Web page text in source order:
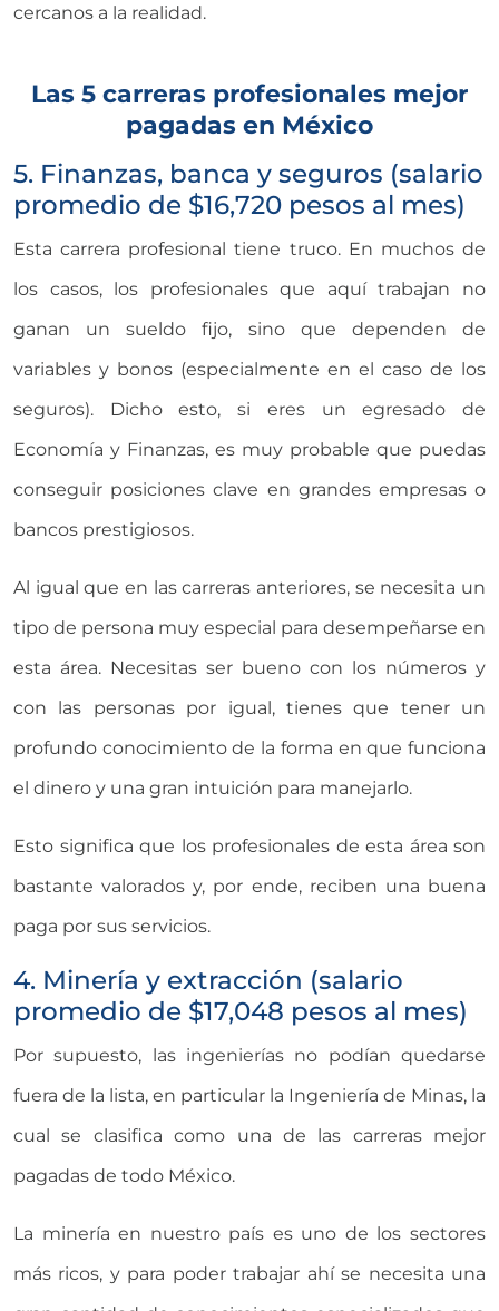
cercanos a la realidad.
Las 5 carreras profesionales mejor
pagadas en México
5. Finanzas, banca y seguros (salario
promedio de $16,720 pesos al mes)
Esta carrera profesional tiene truco. En muchos de
los casos, los profesionales que aquí trabajan no
ganan un sueldo fijo, sino que dependen de
variables y bonos (especialmente en el caso de los
seguros). Dicho esto, si eres un egresado de
Economía y Finanzas, es muy probable que puedas
conseguir posiciones clave en grandes empresas o
bancos prestigiosos.
Al igual que en las carreras anteriores, se necesita un
tipo de persona muy especial para desempeñarse en
esta área. Necesitas ser bueno con los números y
con las personas por igual, tienes que tener un
profundo conocimiento de la forma en que funciona
el dinero y una gran intuición para manejarlo.
Esto significa que los profesionales de esta área son
bastante valorados y, por ende, reciben una buena
paga por sus servicios.
4. Minería y extracción (salario
promedio de $17,048 pesos al mes)
Por supuesto, las ingenierías no podían quedarse
fuera de la lista, en particular la Ingeniería de Minas, la
cual se clasifica como una de las carreras mejor
pagadas de todo México.
La minería en nuestro país es uno de los sectores
más ricos, y para poder trabajar ahí se necesita una